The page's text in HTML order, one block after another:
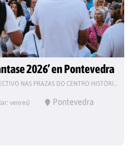
2026’ en Pontevedra
CANTO COLECTIVO NAS PRAZAS DO CENTRO HISTÓRICO
venres) Pontevedra